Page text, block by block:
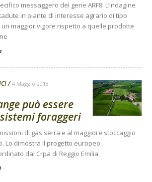
messaggero del gene ARF8. L’indagine
in piante di interesse agrario di tipo
maggior vigore rispetto a quelle prodotte
4 Maggio 2018
può essere
foraggeri
di gas serra e al maggiore stoccaggio
Lo dimostra il progetto europeo
dal Crpa di Reggio Emilia.
-